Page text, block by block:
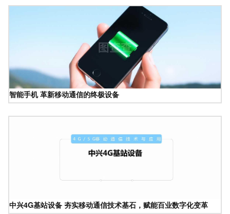
智能手机 革新移动通信的终极设备
中兴4G基站设备 夯实移动通信技术基石，赋能百业数字化变革